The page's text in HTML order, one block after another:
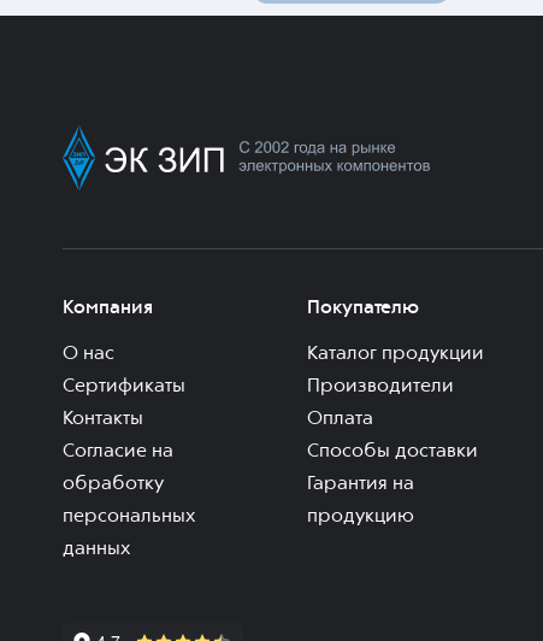
Компания
О нас
Сертификаты
Контакты
Согласие на
обработку
персональных
данных
Покупателю
Каталог продукции
Производители
Оплата
Способы доставки
Гарантия на
продукцию